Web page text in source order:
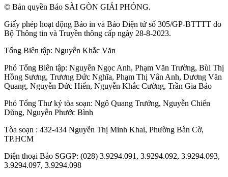
© Bản quyền Báo SÀI GÒN GIẢI PHÓNG.
Giấy phép hoạt động Báo in và Báo Điện tử số 305/GP-BTTTT do
Bộ Thông tin và Truyền thông cấp ngày 28-8-2023.
Tổng Biên tập: Nguyễn Khắc Văn
Phó Tổng Biên tập: Nguyễn Ngọc Anh, Phạm Văn Trường, Bùi Thị
Hồng Sương, Trương Đức Nghĩa, Phạm Thị Vân Anh, Dương Văn
Quang, Nguyễn Đức Hiển, Nguyễn Khắc Cường, Trần Gia Bảo
Phó Tổng Thư ký tòa soạn: Ngô Quang Trưởng, Nguyễn Chiến
Dũng, Nguyễn Phước Bình
Tòa soạn : 432-434 Nguyễn Thị Minh Khai, Phường Bàn Cờ,
TP.HCM
Điện thoại Báo SGGP: (028) 3.9294.091, 3.9294.092, 3.9294.093,
3.9294.097, 3.9294.098